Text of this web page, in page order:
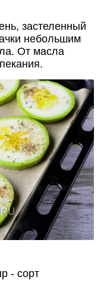
застеленный
небольшим
От масла
- сорт